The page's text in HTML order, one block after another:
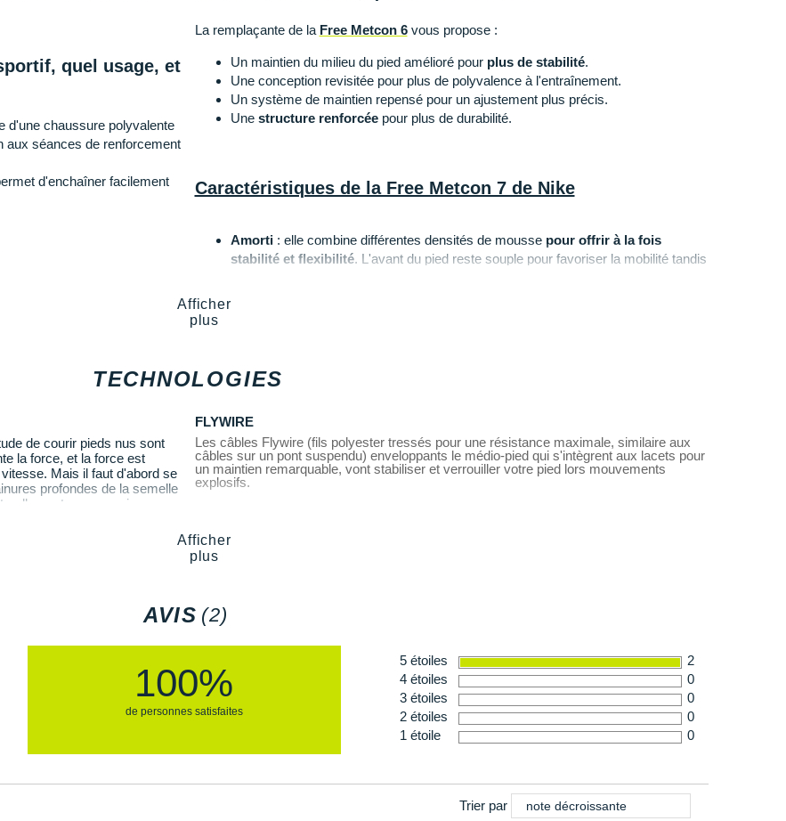
quel usage, et
d'une chaussure polyvalente
aux séances de renforcement
d'enchaîner facilement
et stabilitéselon vos
La remplaçante de la Free Metcon 6vous propose :
Un maintien du milieu du pied amélioré pour plus de stabilité.
Une conception revisitée pour plus de polyvalence à l'entraînement.
Un système de maintien repensé pour un ajustement plus précis.
Unestructure renforcéepour plus de durabilité.
Caractéristiques de la Free Metcon 7 de Nike
Amorti: elle combine différentes densités de mousse pour offrir à la fois
stabilité et flexibilité. L'avant du pied reste souple pour favoriser la mobilité tandis
maintien au milieu du pied améliore l'ajustement pour pus de sécurité lors des
Semelle extérieure: la caoutchouc renforce la résistance à l'usure et assure une
bonne adhérence pendant vos sessions de training.
Les autres produits
Afficher
plus
TECHNOLOGIES
de courir pieds nus sont
la force, et la force est
Mais il faut d'abord se
profondes de la semelle
comme si vous
FLYWIRE
Les câbles Flywire (fils polyester tressés pour une résistance maximale, similaire aux
câbles sur un pont suspendu) enveloppants le médio-pied qui s'intègrent aux lacets pour
un maintien remarquable, vont stabiliser et verrouiller votre pied lors mouvements
explosifs.
Afficher
plus
AVIS (2)
100%
de personnes satisfaites
5 étoiles
2
4 étoiles
0
3 étoiles
0
2 étoiles
0
1 étoile
0
Trier par note décroissante